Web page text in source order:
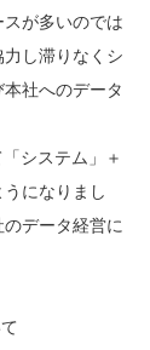
が多いのでは
し滞りなくシ
社へのデータ
システム」＋
になりまし
データ経営に